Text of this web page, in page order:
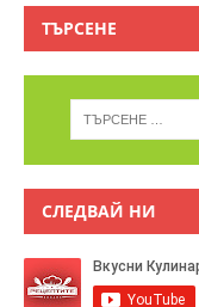
ТЪРСЕНЕ
СЛЕДВАЙ НИ